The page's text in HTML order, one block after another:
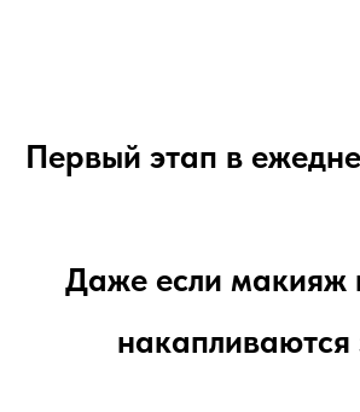
Первый этап в
Даже если макияж